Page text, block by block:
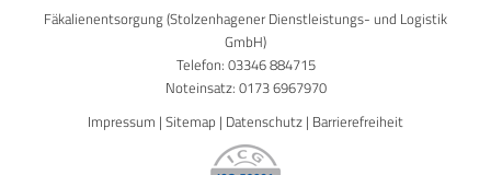
Fäkalienentsorgung (Stolzenhagener Dienstleistungs- und Logistik
GmbH)
Telefon: 03346 884715
Noteinsatz: 0173 6967970
Impressum | Sitemap | Datenschutz | Barrierefreiheit